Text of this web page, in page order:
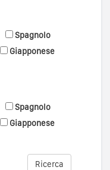
Spagnolo
Giapponese
Spagnolo
Giapponese
Ricerca